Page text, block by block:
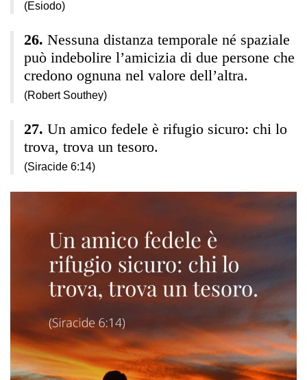
(Esiodo)
Nessuna distanza temporale né spaziale
può indebolire l’amicizia di due persone che
credono ognuna nel valore dell’altra.
(Robert Southey)
Un amico fedele è rifugio sicuro: chi lo
trova, trova un tesoro.
(Siracide 6:14)